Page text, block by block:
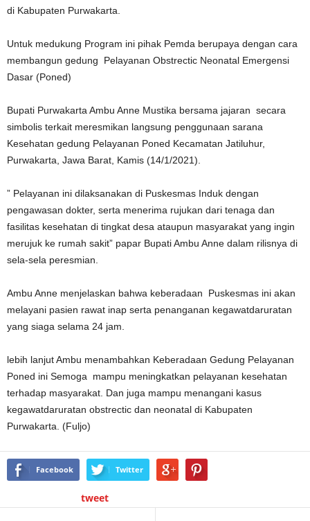
di Kabupaten Purwakarta.
Untuk medukung Program ini pihak Pemda berupaya dengan cara
membangun gedung Pelayanan Obstrectic Neonatal Emergensi
Dasar (Poned)
Bupati Purwakarta Ambu Anne Mustika bersama jajaran secara
simbolis terkait meresmikan langsung penggunaan sarana
Kesehatan gedung Pelayanan Poned Kecamatan Jatiluhur,
Purwakarta, Jawa Barat, Kamis (14/1/2021).
” Pelayanan ini dilaksanakan di Puskesmas Induk dengan
pengawasan dokter, serta menerima rujukan dari tenaga dan
fasilitas kesehatan di tingkat desa ataupun masyarakat yang ingin
merujuk ke rumah sakit” papar Bupati Ambu Anne dalam rilisnya di
sela-sela peresmian.
Ambu Anne menjelaskan bahwa keberadaan Puskesmas ini akan
melayani pasien rawat inap serta penanganan kegawatdaruratan
yang siaga selama 24 jam.
lebih lanjut Ambu menambahkan Keberadaan Gedung Pelayanan
Poned ini Semoga mampu meningkatkan pelayanan kesehatan
terhadap masyarakat. Dan juga mampu menangani kasus
kegawatdaruratan obstrectic dan neonatal di Kabupaten
Purwakarta. (Fuljo)
Facebook Twitter
tweet